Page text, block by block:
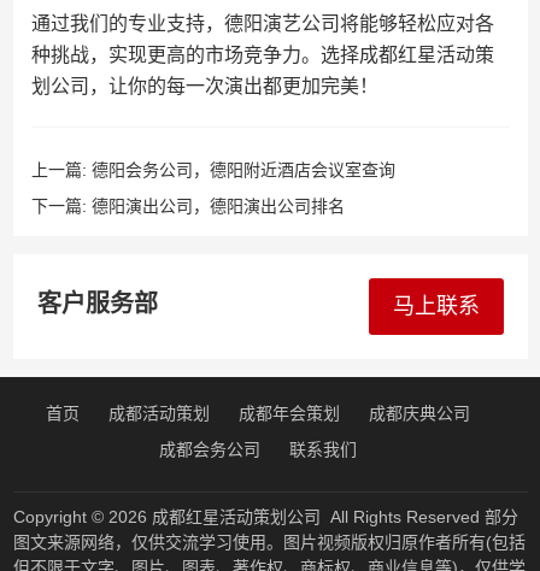
通过我们的专业支持，德阳演艺公司将能够轻松应对各
种挑战，实现更高的市场竞争力。选择成都红星活动策
划公司，让你的每一次演出都更加完美！
上一篇: 德阳会务公司，德阳附近酒店会议室查询
下一篇: 德阳演出公司，德阳演出公司排名
客户服务部 马上联系
首页 成都活动策划 成都年会策划
成都庆典公司
成都会务公司
联系我们
Copyright © 2026 成都红星活动策划公司 All Rights Reserved 部分
图文来源网络，仅供交流学习使用。图片视频版权归原作者所有(包括